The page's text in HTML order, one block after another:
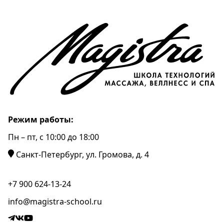
Режим работы:
Пн – пт, c 10:00 до 18:00
Санкт-Петербург, ул. Громова, д. 4
+7 900 624-13-24
info@magistra-school.ru